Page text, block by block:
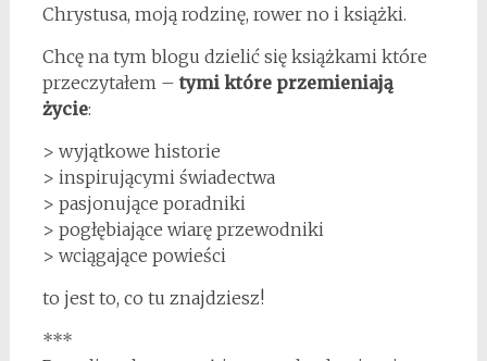
Chrystusa, moją rodzinę, rower no i książki.
Chcę na tym blogu dzielić się książkami które
przeczytałem –tymi które przemieniają
życie:
> wyjątkowe historie
> inspirującymi świadectwa
> pasjonujące poradniki
> pogłębiające wiarę przewodniki
> wciągające powieści
to jest to, co tu znajdziesz!
***